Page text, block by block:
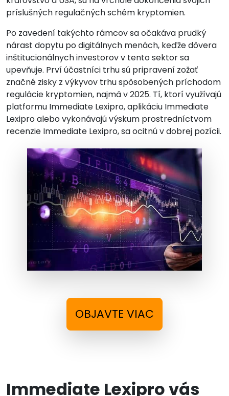
príslušných regulačných schém kryptomien.
Po zavedení takýchto rámcov sa očakáva prudký
nárast dopytu po digitálnych menách, keďže dôvera
inštitucionálnych investorov v tento sektor sa
upevňuje. Prví účastníci trhu sú pripravení zožať
značné zisky z výkyvov trhu spôsobených príchodom
regulácie kryptomien, najmä v 2025. Tí, ktorí využívajú
platformu Immediate Lexipro, aplikáciu Immediate
Lexipro alebo vykonávajú výskum prostredníctvom
recenzie Immediate Lexipro, sa ocitnú v dobrej pozícii.
OBJAVTE VIAC
Immediate Lexipro vás